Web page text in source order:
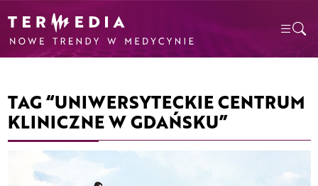
TAG “UNIWERSYTECKIE CENTRUM
KLINICZNE W GDAŃSKU”